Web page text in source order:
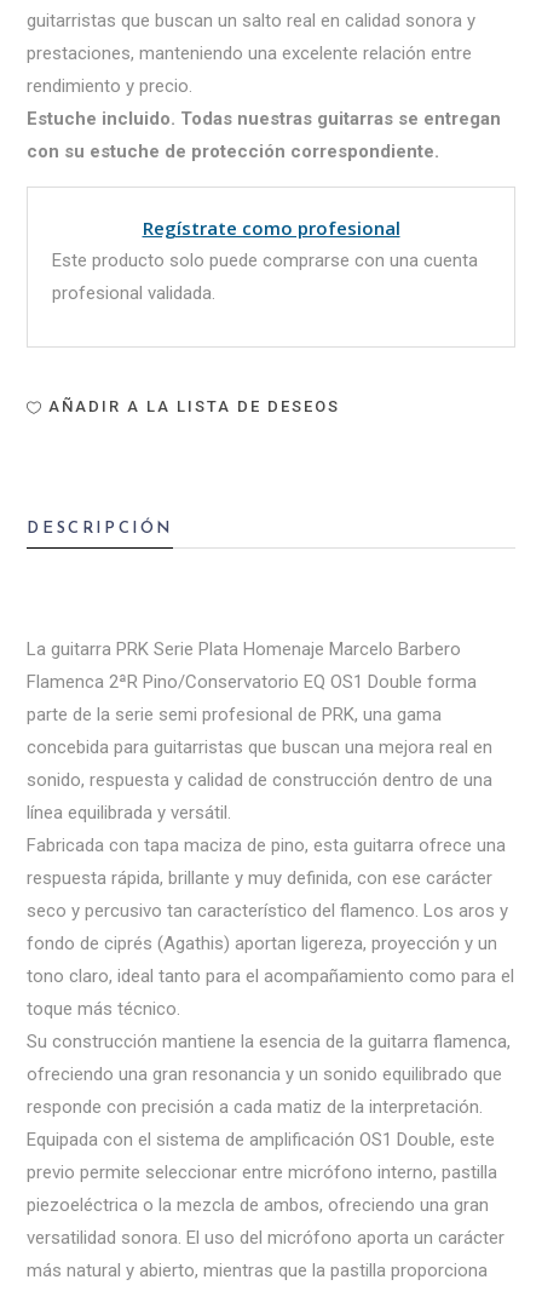
guitarristas que buscan un salto real en calidad sonora y
prestaciones, manteniendo una excelente relación entre
rendimiento y precio.
Estuche incluido. Todas nuestras guitarras se entregan
con su estuche de protección correspondiente.
Este producto solo puede comprarse con una cuenta
profesional validada.
Regístrate como profesional
AÑADIR A LA LISTA DE DESEOS
DESCRIPCIÓN
La guitarra PRK Serie Plata Homenaje Marcelo Barbero
Flamenca 2ªR Pino/Conservatorio EQ OS1 Double forma
parte de la serie semi profesional de PRK, una gama
concebida para guitarristas que buscan una mejora real en
sonido, respuesta y calidad de construcción dentro de una
línea equilibrada y versátil.
Fabricada con tapa maciza de pino, esta guitarra ofrece una
respuesta rápida, brillante y muy definida, con ese carácter
seco y percusivo tan característico del flamenco. Los aros y
fondo de ciprés (Agathis) aportan ligereza, proyección y un
tono claro, ideal tanto para el acompañamiento como para el
toque más técnico.
Su construcción mantiene la esencia de la guitarra flamenca,
ofreciendo una gran resonancia y un sonido equilibrado que
responde con precisión a cada matiz de la interpretación.
Equipada con el sistema de amplificación OS1 Double, este
previo permite seleccionar entre micrófono interno, pastilla
piezoeléctrica o la mezcla de ambos, ofreciendo una gran
versatilidad sonora. El uso del micrófono aporta un carácter
más natural y abierto, mientras que la pastilla proporciona